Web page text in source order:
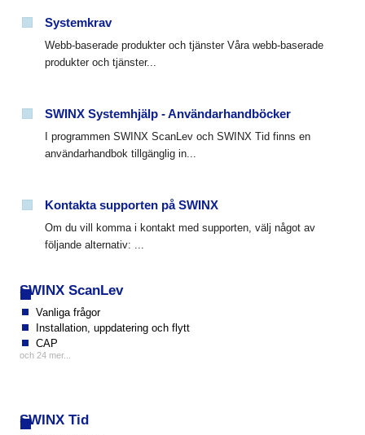
Systemkrav
Webb-baserade produkter och tjänster Våra webb-baserade
produkter och tjänster...
SWINX Systemhjälp - Användarhandböcker
I programmen SWINX ScanLev och SWINX Tid finns en
användarhandbok tillgänglig in...
Kontakta supporten på SWINX
Om du vill komma i kontakt med supporten, välj något av
följande alternativ: ...
SWINX ScanLev
Vanliga frågor
Installation, uppdatering och flytt
CAP
och 24 mer...
SWINX Tid